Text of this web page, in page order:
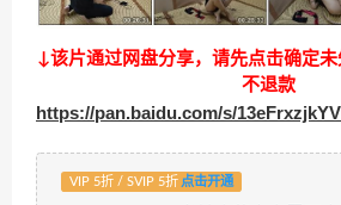
↓该片通过网盘分享，请先点击确定
不退款
https://pan.baidu.com/s/
VIP 5折 / SVIP 5折 点击开通